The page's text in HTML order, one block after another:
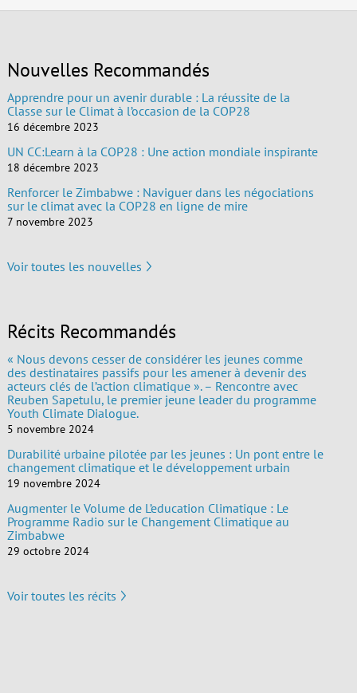
Nouvelles Recommandés
Apprendre pour un avenir durable : La réussite de la
Classe sur le Climat à l’occasion de la COP28
16 décembre 2023
UN CC:Learn à la COP28 : Une action mondiale inspirante
18 décembre 2023
Renforcer le Zimbabwe : Naviguer dans les négociations
sur le climat avec la COP28 en ligne de mire
7 novembre 2023
Voir toutes les nouvelles
Récits Recommandés
« Nous devons cesser de considérer les jeunes comme
des destinataires passifs pour les amener à devenir des
acteurs clés de l’action climatique ». – Rencontre avec
Reuben Sapetulu, le premier jeune leader du programme
Youth Climate Dialogue.
5 novembre 2024
Durabilité urbaine pilotée par les jeunes : Un pont entre le
changement climatique et le développement urbain
19 novembre 2024
Augmenter le Volume de L’education Climatique : Le
Programme Radio sur le Changement Climatique au
Zimbabwe
29 octobre 2024
Voir toutes les récits